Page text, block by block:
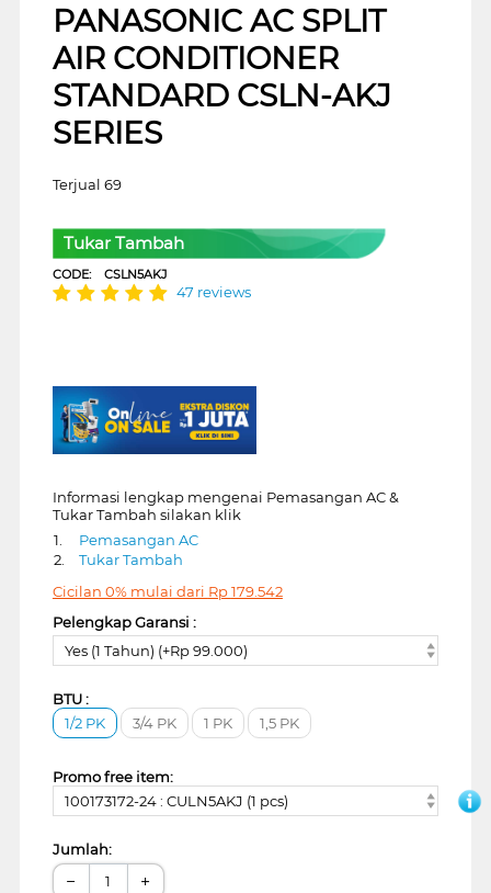
PANASONIC AC SPLIT
AIR CONDITIONER
STANDARD CSLN-AKJ
SERIES
Terjual 69
Tukar Tambah
CODE: CSLN5AKJ
47 reviews
Informasi lengkap mengenai Pemasangan AC &
Tukar Tambah silakan klik
1.
Pemasangan AC
2.
Tukar Tambah
Cicilan 0% mulai dari Rp179.542
Pelengkap Garansi :
Yes (1 Tahun) (+Rp 99.000)
BTU :
1/2 PK
3/4 PK 1 PK 1,5 PK
Promo free item:
100173172-24 : CULN5AKJ (1 pcs)
Jumlah:
− +